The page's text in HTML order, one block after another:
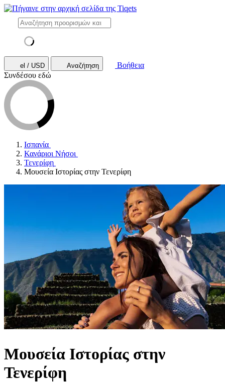
el / USD Αναζήτηση
Βοήθεια
Συνδέσου εδώ
Ισπανία
Κανάριοι Νήσοι
Τενερίφη
Μουσεία Ιστορίας στην Τενερίφη
Μουσεία Ιστορίας στην
Τενερίφη